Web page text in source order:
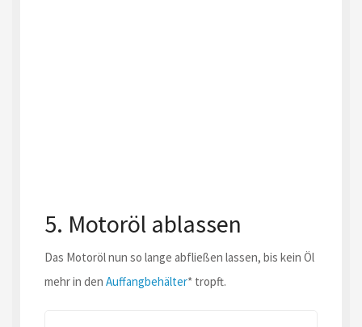
5. Motoröl ablassen
Das Motoröl nun so lange abfließen lassen, bis kein Öl
mehr in den Auffangbehälter* tropft.